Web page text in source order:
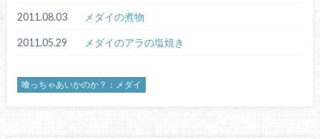
2011.08.03 メダイの煮物
2011.05.29 メダイのアラの塩焼き
喰っちゃあいかのか？：メダイ